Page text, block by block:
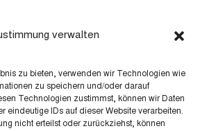
verwalten
zu bieten, verwenden wir Technologien wie
zu speichern und/oder darauf
Technologien zustimmst, können wir Daten
eindeutige IDs auf dieser Website verarbeiten.
nicht erteilst oder zurückziehst, können
Arrivée
CGV
Lignes directrices de IA